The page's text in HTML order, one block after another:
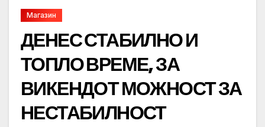
Магазин
ДЕНЕС СТАБИЛНО И
ТОПЛО ВРЕМЕ, ЗА
ВИКЕНДОТ МОЖНОСТ ЗА
НЕСТАБИЛНОСТ